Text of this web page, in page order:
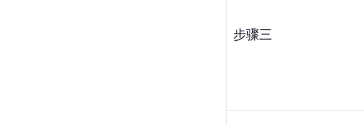
步骤三